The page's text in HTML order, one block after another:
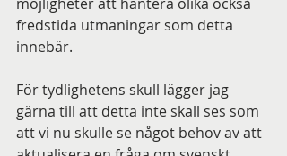
fredstida utmaningar som detta
innebär.
För tydlighetens skull lägger jag
gärna till att detta inte skall ses som
att vi nu skulle se något behov av att